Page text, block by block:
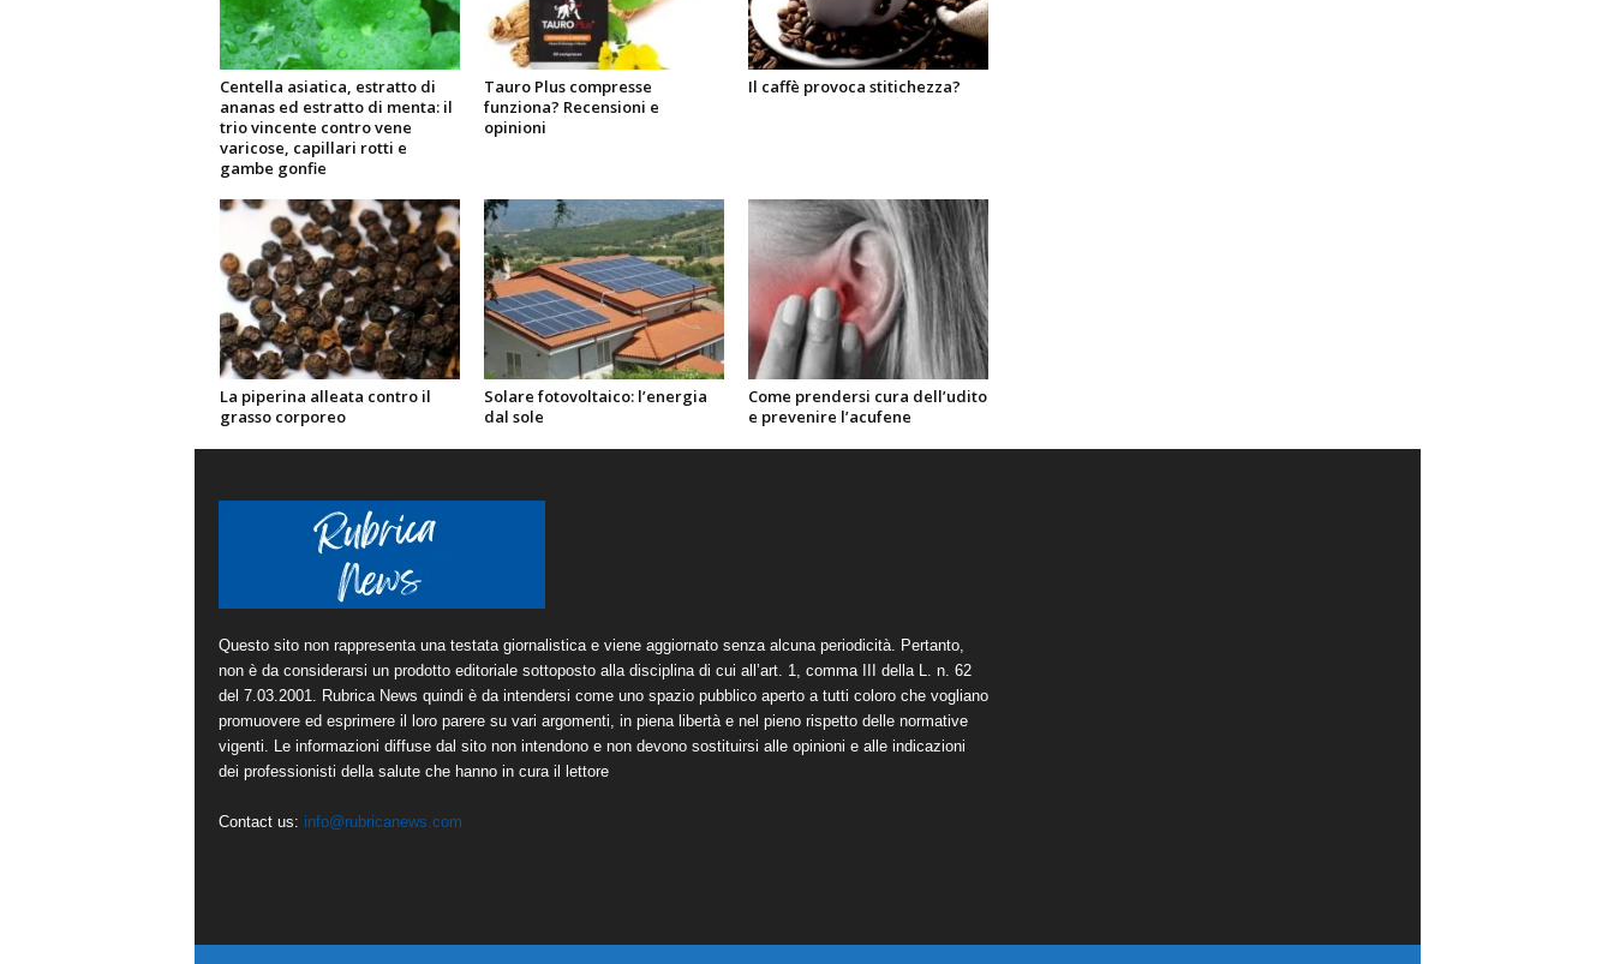
Centella asiatica, estratto di
ananas ed estratto di menta: il
trio vincente contro vene
varicose, capillari rotti e
gambe gonfie
Tauro Plus compresse
funziona? Recensioni e
opinioni
Il caffè provoca stitichezza?
La piperina alleata contro il
grasso corporeo
Solare fotovoltaico: l’energia
dal sole
Come prendersi cura dell’udito
e prevenire l’acufene
Questo sito non rappresenta una testata giornalistica e viene aggiornato senza alcuna periodicità. Pertanto,
non è da considerarsi un prodotto editoriale sottoposto alla disciplina di cui all’art. 1, comma III della L. n. 62
del 7.03.2001. Rubrica News quindi è da intendersi come uno spazio pubblico aperto a tutti coloro che vogliano
promuovere ed esprimere il loro parere su vari argomenti, in piena libertà e nel pieno rispetto delle normative
vigenti. Le informazioni diffuse dal sito non intendono e non devono sostituirsi alle opinioni e alle indicazioni
dei professionisti della salute che hanno in cura il lettore
Contact us: info@rubricanews.com